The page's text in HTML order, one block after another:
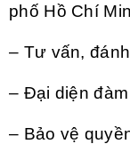
phố Hồ Chí
– Tư vấn,
– Đại diện
– Bảo vệ